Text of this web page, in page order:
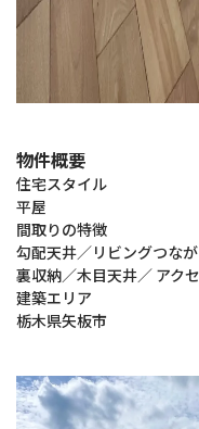
物件概要
住宅スタイル
平屋
間取りの特徴
勾配天井／リビングつな
裏収納／木目天井／ アク
建築エリア
栃木県矢板市